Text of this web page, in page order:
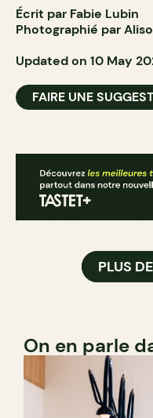
Écrit par Fabie Lubin
Photographié par
Updated on 10 May
FAIRE UNE
PLUS
On en parle